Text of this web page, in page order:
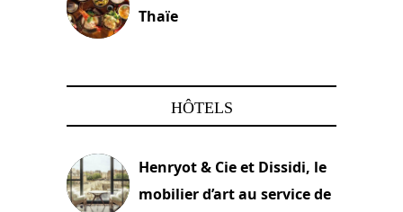
Thaïe
HÔTELS
Henryot & Cie et Dissidi, le
mobilier d’art au service de